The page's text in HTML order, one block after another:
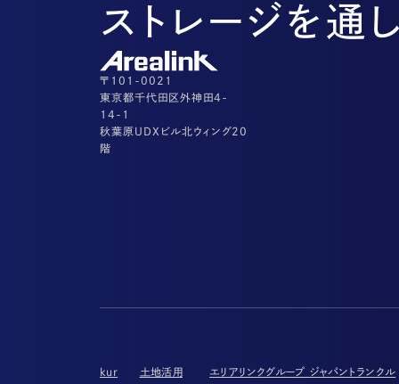
ストレージを通
〒101-0021
東京都千代田区外神田4-
14-1
秋葉原UDXビル北ウィング20
階
kur
土地活用
エリアリンクグループ ジャパントランクル